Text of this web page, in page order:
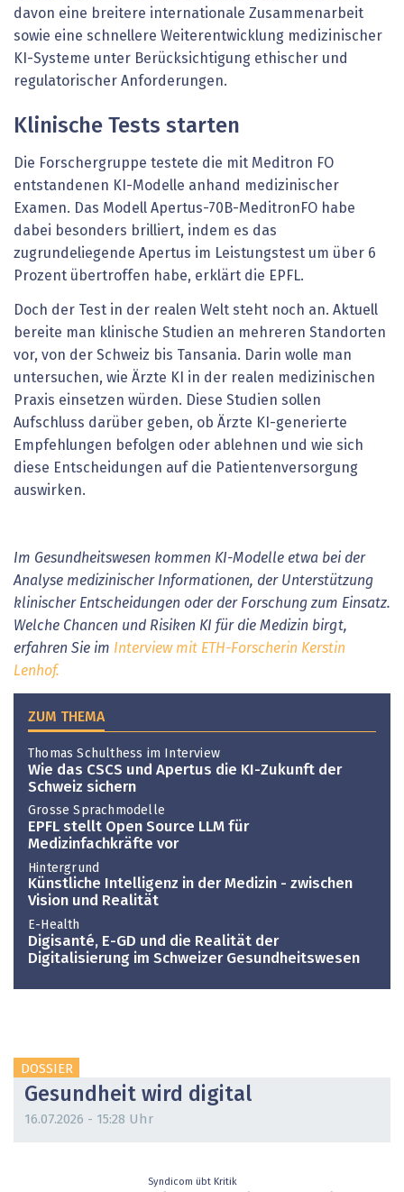
davon eine breitere internationale Zusammenarbeit
sowie eine schnellere Weiterentwicklung medizinischer
KI-Systeme unter Berücksichtigung ethischer und
regulatorischer Anforderungen.
Klinische Tests starten
Die Forschergruppe testete die mit Meditron FO
entstandenen KI-Modelle anhand medizinischer
Examen. Das Modell Apertus-70B-MeditronFO habe
dabei besonders brilliert, indem es das
zugrundeliegende Apertus im Leistungstest um über 6
Prozent übertroffen habe, erklärt die EPFL.
Doch der Test in der realen Welt steht noch an. Aktuell
bereite man klinische Studien an mehreren Standorten
vor, von der Schweiz bis Tansania. Darin wolle man
untersuchen, wie Ärzte KI in der realen medizinischen
Praxis einsetzen würden. Diese Studien sollen
Aufschluss darüber geben, ob Ärzte KI-generierte
Empfehlungen befolgen oder ablehnen und wie sich
diese Entscheidungen auf die Patientenversorgung
auswirken.
Im Gesundheitswesen kommen KI-Modelle etwa bei der
Analyse medizinischer Informationen, der Unterstützung
klinischer Entscheidungen oder der Forschung zum Einsatz.
Welche Chancen und Risiken KI für die Medizin birgt,
erfahren Sie im Interview mit ETH-Forscherin Kerstin
Lenhof.
ZUM THEMA
Thomas Schulthess im Interview
Wie das CSCS und Apertus die KI-Zukunft der
Schweiz sichern
Grosse Sprachmodelle
EPFL stellt Open Source LLM für
Medizinfachkräfte vor
Hintergrund
Künstliche Intelligenz in der Medizin - zwischen
Vision und Realität
E-Health
Digisanté, E-GD und die Realität der
Digitalisierung im Schweizer Gesundheitswesen
DOSSIER
Gesundheit wird digital
16.07.2026 - 15:28 Uhr
Syndicom übt Kritik